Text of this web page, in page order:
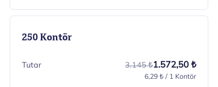
250 Kontör
Tutar 3.145 ₺1.572,50 ₺
6,29 ₺ / 1 Kontör